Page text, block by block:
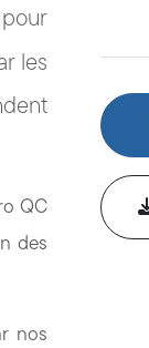
les
QC
des
nos